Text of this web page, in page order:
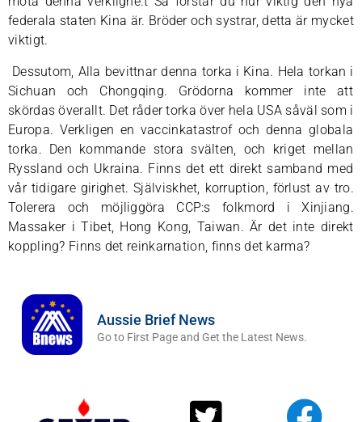
federala staten Kina är. Bröder och systrar, detta är mycket
viktigt.
Dessutom, Alla bevittnar denna torka i Kina. Hela torkan i
Sichuan och Chongqing. Grödorna kommer inte att
skördas överallt. Det råder torka över hela USA såväl som i
Europa. Verkligen en vaccinkatastrof och denna globala
torka. Den kommande stora svälten, och kriget mellan
Ryssland och Ukraina. Finns det ett direkt samband med
vår tidigare girighet. Själviskhet, korruption, förlust av tro.
Tolerera och möjliggöra CCP:s folkmord i Xinjiang.
Massaker i Tibet, Hong Kong, Taiwan. Är det inte direkt
koppling? Finns det reinkarnation, finns det karma?
Aussie Brief News
Go to First Page and Get the Latest News.